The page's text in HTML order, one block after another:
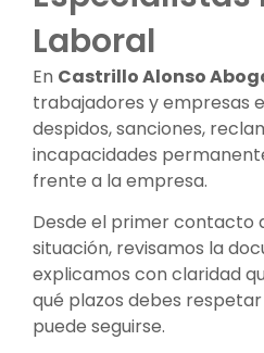
Laboral
En Castrillo Alonso
trabajadores y empresas
despidos, sanciones,
incapacidades
frente a la empresa.
Desde el primer contacto
situación, revisamos la
explicamos con claridad
qué plazos debes
puede seguirse.